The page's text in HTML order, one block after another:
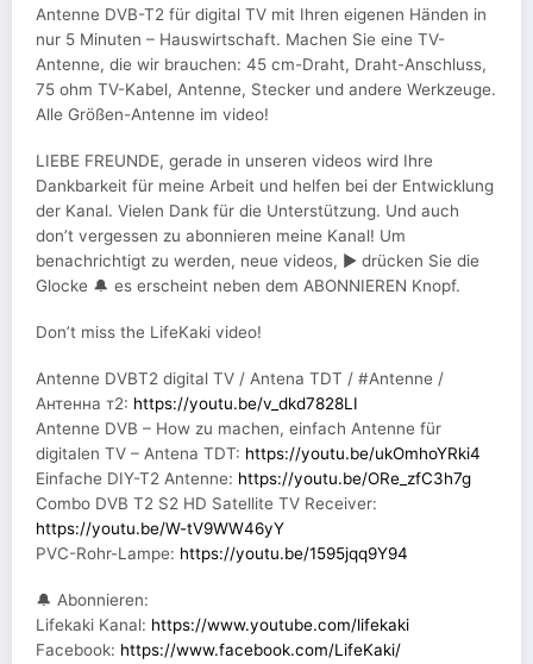
Antenne DVB-T2 für digital TV mit Ihren eigenen Händen in
nur 5 Minuten – Hauswirtschaft. Machen Sie eine TV-
Antenne, die wir brauchen: 45 cm-Draht, Draht-Anschluss,
75 ohm TV-Kabel, Antenne, Stecker und andere Werkzeuge.
Alle Größen-Antenne im video!
LIEBE FREUNDE, gerade in unseren videos wird Ihre
Dankbarkeit für meine Arbeit und helfen bei der Entwicklung
der Kanal. Vielen Dank für die Unterstützung. Und auch
don’t vergessen zu abonnieren meine Kanal! Um
benachrichtigt zu werden, neue videos, ▶ ️drücken Sie die
Glocke 🔔 es erscheint neben dem ABONNIEREN Knopf.
Don’t miss the LifeKaki video!
Antenne DVBT2 digital TV / Antena TDT / #Antenne /
Антенна т2: https://youtu.be/v_dkd7828LI
Antenne DVB – How zu machen, einfach Antenne für
digitalen TV – Antena TDT: https://youtu.be/ukOmhoYRki4
Einfache DIY-T2 Antenne: https://youtu.be/ORe_zfC3h7g
Combo DVB T2 S2 HD Satellite TV Receiver:
https://youtu.be/W-tV9WW46yY
PVC-Rohr-Lampe: https://youtu.be/1595jqq9Y94
🔔 Abonnieren:
Lifekaki Kanal: https://www.youtube.com/lifekaki
Facebook: https://www.facebook.com/LifeKaki/